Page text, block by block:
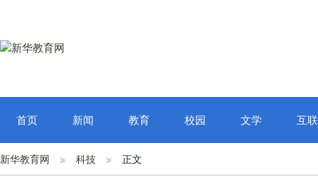
首页 新闻 教育 校园 文学 互
新华教育网 科技 正文